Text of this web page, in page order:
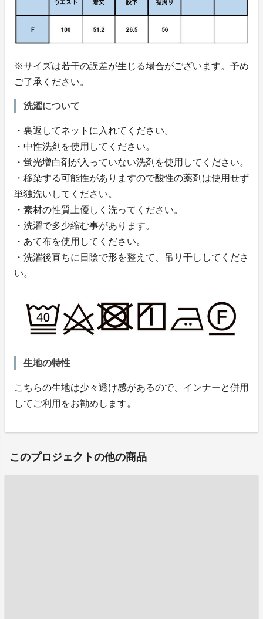
※サイズは若干の誤差が生じる場合がございます。予め
ご了承ください。
洗濯について
・裏返してネットに入れてください。
・中性洗剤を使用してください。
・蛍光増白剤が入っていない洗剤を使用してください。
・移染する可能性がありますので酸性の薬剤は使用せず
単独洗いしてください。
・素材の性質上優しく洗ってください。
・洗濯で多少縮む事があります。
・あて布を使用してください。
・洗濯後直ちに日陰で形を整えて、吊り干ししてくださ
い。
生地の特性
こちらの生地は少々透け感があるので、インナーと併用
してご利用をお勧めします。
このプロジェクトの他の商品